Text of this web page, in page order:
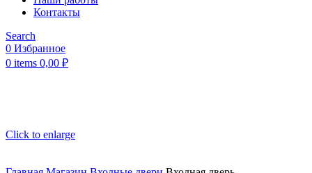
Контакты
Search
0 Избранное
0 items 0,00 ₽
Click to enlarge